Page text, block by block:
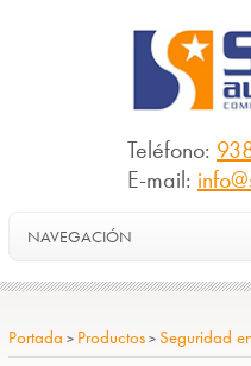
Teléfono:
E-mail:
NAVEGACIÓN
Portada > Productos>Seguridad